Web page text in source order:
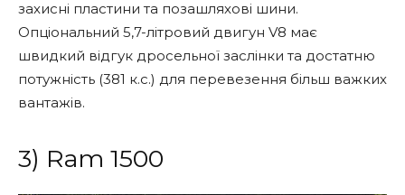
захисні пластини та позашляхові шини.
Опціональний 5,7-літровий двигун V8 має
швидкий відгук дросельної заслінки та достатню
потужність (381 к.с.) для перевезення більш важких
вантажів.
3) Ram 1500